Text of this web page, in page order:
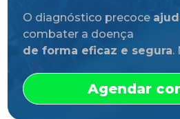
O diagnóstico precoce
combater a doença
de forma eficaz e segura.
Agendar